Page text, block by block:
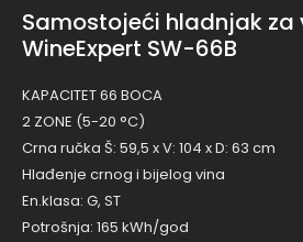
Samostojeći hladnjak za
WineExpert SW-66B
KAPACITET 66 BOCA
2 ZONE (5-20 °C)
Crna ručka Š: 59,5 x V: 104 x D: 63 cm
Hlađenje crnog i bijelog vina
En.klasa: G, ST
Potrošnja: 165 kWh/god